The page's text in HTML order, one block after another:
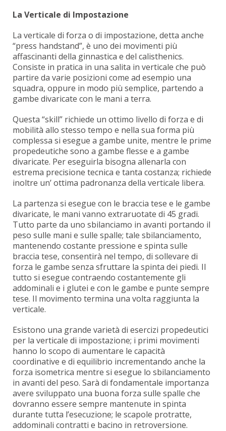
La Verticale di Impostazione
La verticale di forza o di impostazione, detta anche
“press handstand”, è uno dei movimenti più
affascinanti della ginnastica e del calisthenics.
Consiste in pratica in una salita in verticale che può
partire da varie posizioni come ad esempio una
squadra, oppure in modo più semplice, partendo a
gambe divaricate con le mani a terra.
Questa “skill” richiede un ottimo livello di forza e di
mobilità allo stesso tempo e nella sua forma più
complessa si esegue a gambe unite, mentre le prime
propedeutiche sono a gambe flesse e a gambe
divaricate. Per eseguirla bisogna allenarla con
estrema precisione tecnica e tanta costanza; richiede
inoltre un’ ottima padronanza della verticale libera.
La partenza si esegue con le braccia tese e le gambe
divaricate, le mani vanno extraruotate di 45 gradi.
Tutto parte da uno sbilanciamo in avanti portando il
peso sulle mani e sulle spalle; tale sbilanciamento,
mantenendo costante pressione e spinta sulle
braccia tese, consentirà nel tempo, di sollevare di
forza le gambe senza sfruttare la spinta dei piedi. Il
tutto si esegue contraendo costantemente gli
addominali e i glutei e con le gambe e punte sempre
tese. Il movimento termina una volta raggiunta la
verticale.
Esistono una grande varietà di esercizi propedeutici
per la verticale di impostazione; i primi movimenti
hanno lo scopo di aumentare le capacità
coordinative e di equilibrio incrementando anche la
forza isometrica mentre si esegue lo sbilanciamento
in avanti del peso. Sarà di fondamentale importanza
avere sviluppato una buona forza sulle spalle che
dovranno essere sempre mantenute in spinta
durante tutta l’esecuzione; le scapole protratte,
addominali contratti e bacino in retroversione.